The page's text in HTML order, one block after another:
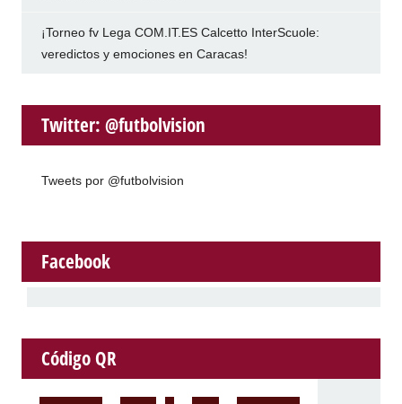
¡Torneo fv Lega COM.IT.ES Calcetto InterScuole:
veredictos y emociones en Caracas!
Twitter: @futbolvision
Tweets por @futbolvision
Facebook
Código QR